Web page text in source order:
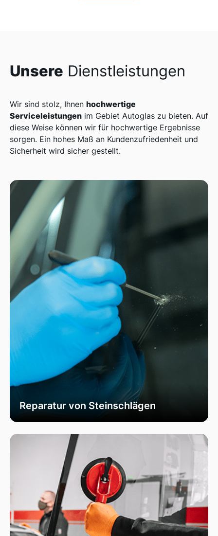
Unsere Dienstleistungen
Wir sind stolz, Ihnen hochwertige
Serviceleistungen im Gebiet Autoglas zu bieten. Auf
diese Weise können wir für hochwertige Ergebnisse
sorgen. Ein hohes Maß an Kundenzufriedenheit und
Sicherheit wird sicher gestellt.
Reparatur von Steinschlägen
Sicherheit Ihrer Fahrzeugscheibe zu
gewährleisten. Vermeiden Sie größere Risse und
Schäden durch unser spezialisiertes Verfahren,
das die Integrität Ihrer Scheibe effektiv
wiederherstellt.